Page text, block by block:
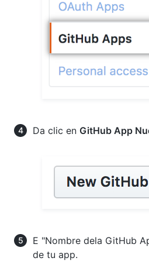
Da clic en GitHub App
E "Nombre dela GitHub
de tu app.